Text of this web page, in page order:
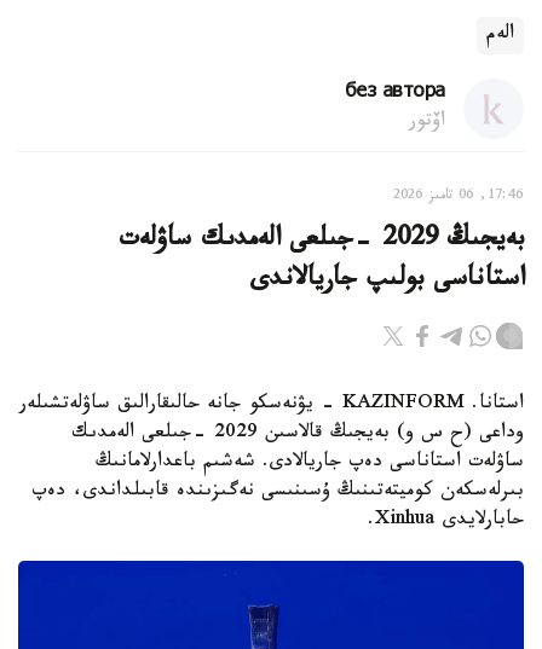
الەم
без автора
اۆتور
17:46, 06 تامىز 2026
بەيجىڭ 2029 -جىلعى الەمدىك ساۋلەت
استاناسى بولىپ جاريالاندى
استانا. KAZINFORM - يۋنەسكو جانە حالىقارالىق ساۋلەتشىلەر
وداعى (ح س و) بەيجىڭ قالاسىن 2029 -جىلعى الەمدىك
ساۋلەت استاناسى دەپ جاريالادى. شەشىم باعدارلامانىڭ
بىرلەسكەن كوميتەتىنىڭ ۇسىنىسى نەگىزىندە قابىلداندى، دەپ
حابارلايدى Xinhua.